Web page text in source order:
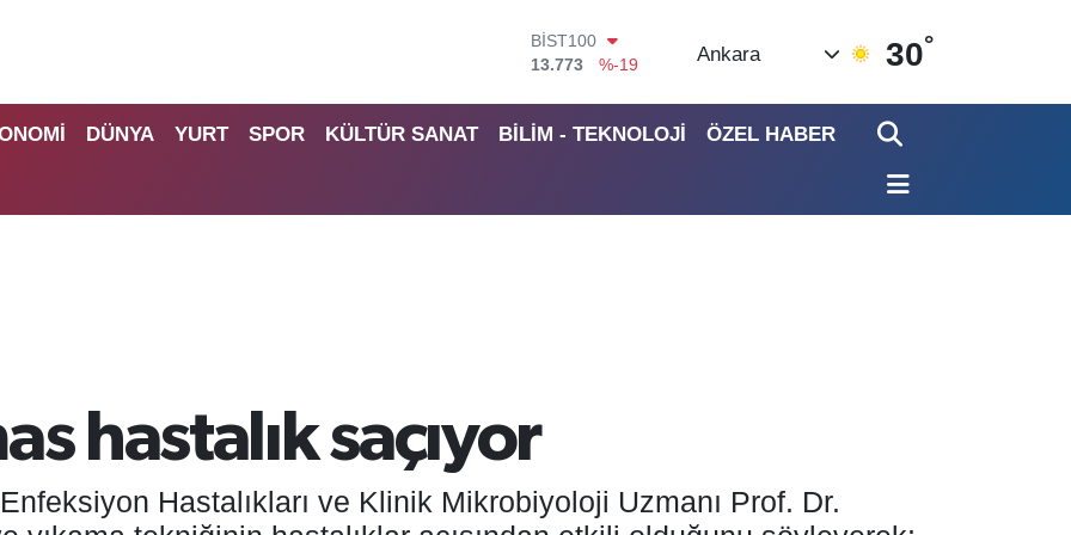
BITCOIN
65.130,04
%1.2
EURO
Ankara 30°
DÜNYA YURT SPOR KÜLTÜR SANAT BİLİM - TEKNOLOJİ ÖZEL HABER
hastalık saçıyor
Hastalıkları ve Klinik Mikrobiyoloji Uzmanı Prof. Dr.